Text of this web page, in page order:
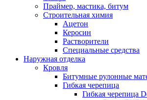
Праймер, мастика, битум
Строительная химия
Ацетон
Керосин
Растворители
Специальные средства
Наружная отделка
Кровля
Битумные рулонные
Гибкая черепица
Гибкая черепица